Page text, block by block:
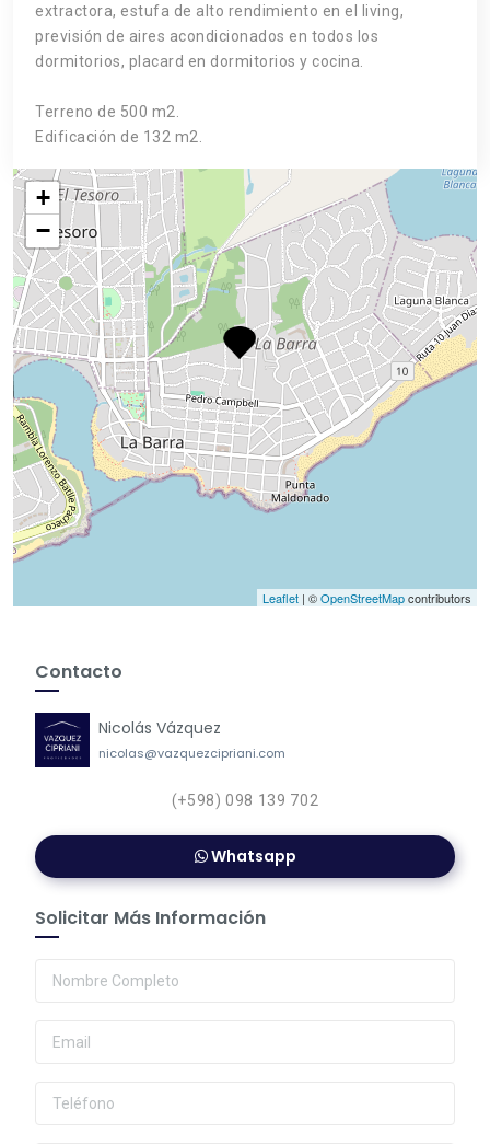
extractora, estufa de alto rendimiento en el living,
previsión de aires acondicionados en todos los
dormitorios, placard en dormitorios y cocina.
Terreno de 500 m2.
Edificación de 132 m2.
+
−
Leaflet | ©OpenStreetMapcontributors
Contacto
Nicolás Vázquez
nicolas@vazquezcipriani.com
(+598) 098 139 702
Whatsapp
Solicitar Más Información